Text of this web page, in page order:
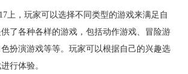
上，玩家可以选择不同类型的游戏来满足自
了各种各样的游戏，包括动作游戏、冒险游
扮演游戏等等。玩家可以根据自己的兴趣选
行体验。